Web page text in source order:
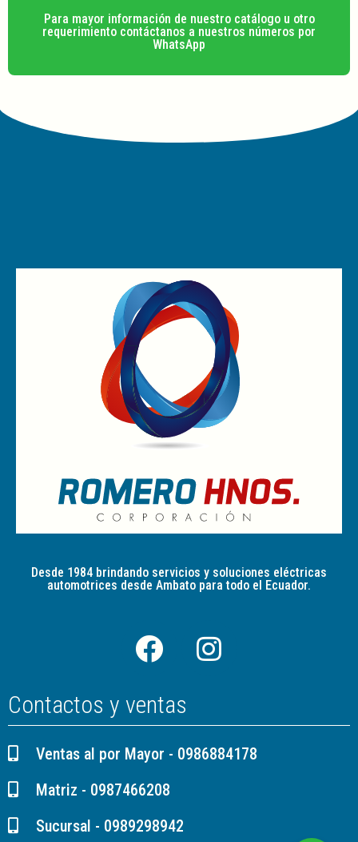
Para mayor información de nuestro catálogo u otro
requerimiento contáctanos a nuestros números por
WhatsApp
Desde 1984 brindando servicios y soluciones eléctricas
automotrices desde Ambato para todo el Ecuador.
Contactos y ventas
Ventas al por Mayor - 0986884178
Matriz - 0987466208
Sucursal - 0989298942